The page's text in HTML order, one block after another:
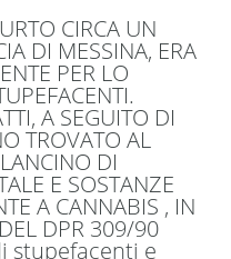
CIRCA UN
DI MESSINA, ERA
PER LO
A SEGUITO DI
TROVATO AL
DI
E SOSTANZE
A CANNABIS , IN
DPR 309/90
stupefacenti e